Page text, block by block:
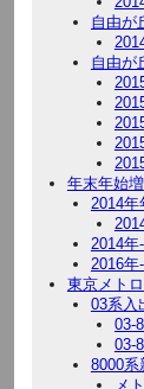
自由が
自由が
年末年始
2014
2014
2016
東京メト
03系入
03-
03-
8000系
メ